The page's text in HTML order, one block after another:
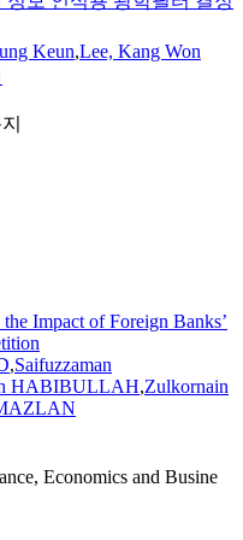
Keun,Lee, Kang Won
Impact of Foreign Banks’
,Saifuzzaman
HABIBULLAH,Zulkornain
Economics and Busine